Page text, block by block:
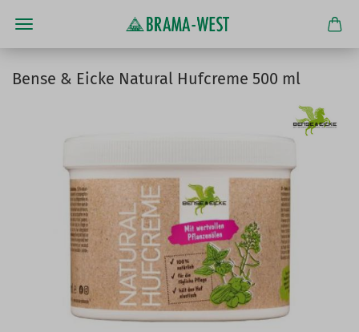
Bense & Eicke Natural Hufcreme 500 ml